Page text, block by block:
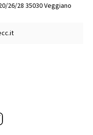
26/28 35030 Veggiano